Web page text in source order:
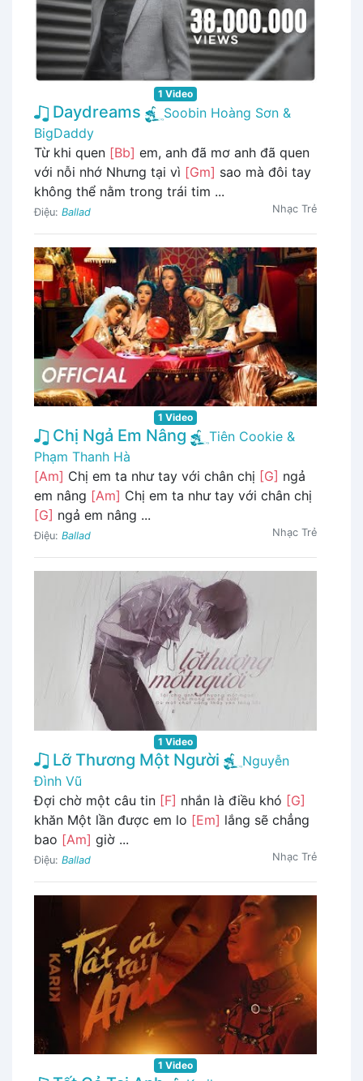
1 Video
Daydreams
Soobin Hoàng Sơn &
BigDaddy
Từ khi quen [Bb] em, anh đã mơ anh đã quen
với nỗi nhớ Nhưng tại vì [Gm] sao mà đôi tay
không thể nằm trong trái tim ...
Điệu: Ballad Nhạc Trẻ
1 Video
Chị Ngả Em Nâng
Tiên Cookie &
Phạm Thanh Hà
[Am] Chị em ta như tay với chân chị [G] ngả
em nâng [Am] Chị em ta như tay với chân chị
[G] ngả em nâng ...
Điệu: Ballad Nhạc Trẻ
1 Video
Lỡ Thương Một Người
Nguyễn
Đình Vũ
Đợi chờ một câu tin [F] nhắn là điều khó [G]
khăn Một lần được em lo [Em] lắng sẽ chẳng
bao [Am] giờ ...
Điệu: Ballad Nhạc Trẻ
1 Video